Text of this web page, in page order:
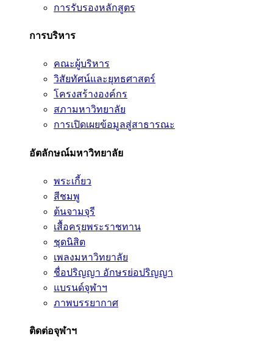
การรับรองหลักสูตร
การบริหาร
คณะผู้บริหาร
วิสัยทัศน์และยุทธศาสตร์
โครงสร้างองค์กร
สภามหาวิทยาลัย
การเปิดเผยข้อมูลสู่สาธารณะ
อัตลักษณ์มหาวิทยาลัย
พระเกี้ยว
สีชมพู
ต้นจามจุรี
เสื้อครุยพระราชทาน
ชุดนิสิต
เพลงมหาวิทยาลัย
ชื่อปริญญา อักษรย่อปริญญา
แบรนด์จุฬาฯ
ภาพบรรยากาศ
ติดต่อจุฬาฯ